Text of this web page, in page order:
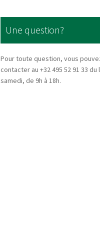
Une question?
Pour toute question, vous
contacter au +32 495 52 91 33 du
samedi, de 9h à 18h.